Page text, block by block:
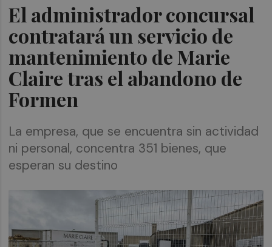
El administrador concursal
contratará un servicio de
mantenimiento de Marie
Claire tras el abandono de
Formen
La empresa, que se encuentra sin actividad
ni personal, concentra 351 bienes, que
esperan su destino